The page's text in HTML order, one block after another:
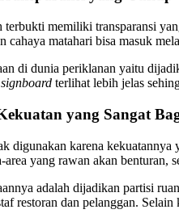
terbukti memiliki transparansi
cahaya matahari bisa masuk
di dunia periklanan yaitu
signboard terlihat lebih jelas
yang Sangat
digunakan karena kekuatannya
area yang rawan akan benturan,
adalah dijadikan partisi
restoran dan pelanggan.